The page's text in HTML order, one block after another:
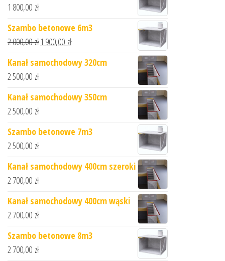
1 800,00 zł
Szambo betonowe 6m3
2 000,00zł 1 900,00 zł
Kanał samochodowy 320cm
2 500,00 zł
Kanał samochodowy 350cm
2 500,00 zł
Szambo betonowe 7m3
2 500,00 zł
Kanał samochodowy 400cm szeroki
2 700,00 zł
Kanał samochodowy 400cm wąski
2 700,00 zł
Szambo betonowe 8m3
2 700,00 zł